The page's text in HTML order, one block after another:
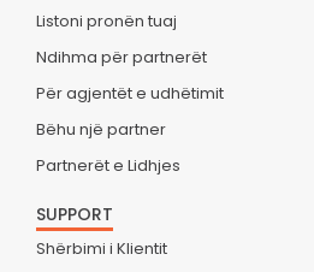
Listoni pronën tuaj
Ndihma për partnerët
Për agjentët e udhëtimit
Bëhu një partner
Partnerët e Lidhjes
SUPPORT
Shërbimi i Klientit